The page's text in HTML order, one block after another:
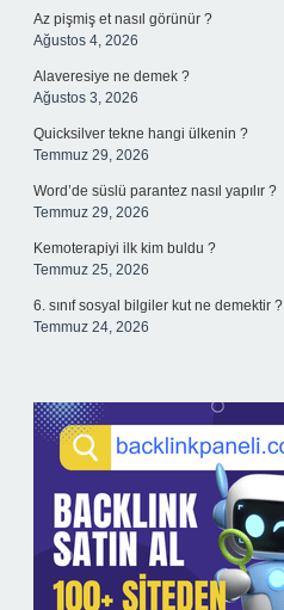
Az pişmiş et nasıl görünür ?
Ağustos 4, 2026
Alaveresiye ne demek ?
Ağustos 3, 2026
Quicksilver tekne hangi ülkenin ?
Temmuz 29, 2026
Word’de süslü parantez nasıl yapılır ?
Temmuz 29, 2026
Kemoterapiyi ilk kim buldu ?
Temmuz 25, 2026
6. sınıf sosyal bilgiler kut ne demektir ?
Temmuz 24, 2026